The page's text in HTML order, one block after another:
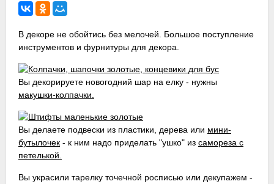
В декоре не обойтись без мелочей. Большое поступление
инструментов и фурнитуры для декора.
Вы декорируете новогодний шар на елку - нужны
макушки-колпачки.
Вы делаете подвески из пластики, дерева или мини-
бутылочек - к ним надо приделать "ушко" из самореза с
петелькой.
Вы украсили тарелку точечной росписью или декупажем -